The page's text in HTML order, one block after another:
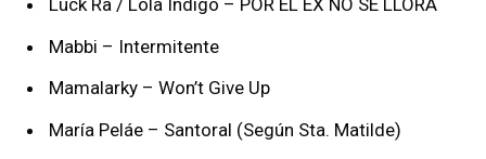
Luck Ra / Lola Indigo – POR EL EX NO SE LLORA
Mabbi – Intermitente
Mamalarky – Won’t Give Up
María Peláe – Santoral (Según Sta. Matilde)